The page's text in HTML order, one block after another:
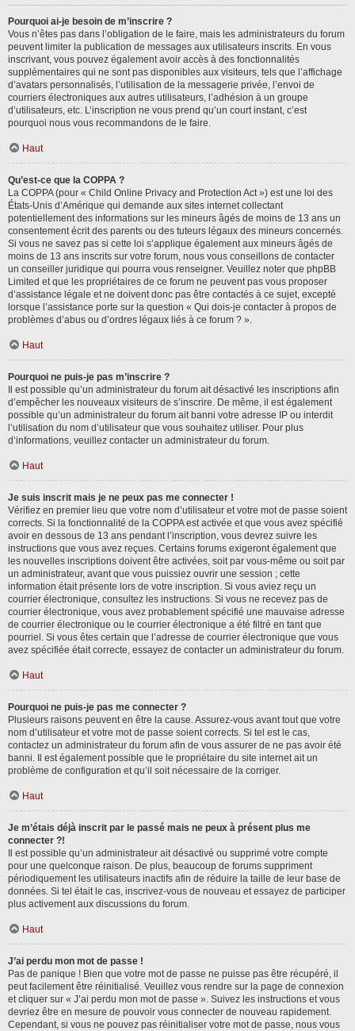
Pourquoi ai-je besoin de m’inscrire ?
Vous n’êtes pas dans l’obligation de le faire, mais les administrateurs du forum
peuvent limiter la publication de messages aux utilisateurs inscrits. En vous
inscrivant, vous pouvez également avoir accès à des fonctionnalités
supplémentaires qui ne sont pas disponibles aux visiteurs, tels que l’affichage
d’avatars personnalisés, l’utilisation de la messagerie privée, l’envoi de
courriers électroniques aux autres utilisateurs, l’adhésion à un groupe
d’utilisateurs, etc. L’inscription ne vous prend qu’un court instant, c’est
pourquoi nous vous recommandons de le faire.
Haut
Qu’est-ce que la COPPA ?
La COPPA (pour « Child Online Privacy and Protection Act ») est une loi des
États-Unis d’Amérique qui demande aux sites internet collectant
potentiellement des informations sur les mineurs âgés de moins de 13 ans un
consentement écrit des parents ou des tuteurs légaux des mineurs concernés.
Si vous ne savez pas si cette loi s’applique également aux mineurs âgés de
moins de 13 ans inscrits sur votre forum, nous vous conseillons de contacter
un conseiller juridique qui pourra vous renseigner. Veuillez noter que phpBB
Limited et que les propriétaires de ce forum ne peuvent pas vous proposer
d’assistance légale et ne doivent donc pas être contactés à ce sujet, excepté
lorsque l’assistance porte sur la question « Qui dois-je contacter à propos de
problèmes d’abus ou d’ordres légaux liés à ce forum ? ».
Haut
Pourquoi ne puis-je pas m’inscrire ?
Il est possible qu’un administrateur du forum ait désactivé les inscriptions afin
d’empêcher les nouveaux visiteurs de s’inscrire. De même, il est également
possible qu’un administrateur du forum ait banni votre adresse IP ou interdit
l’utilisation du nom d’utilisateur que vous souhaitez utiliser. Pour plus
d’informations, veuillez contacter un administrateur du forum.
Haut
Je suis inscrit mais je ne peux pas me connecter !
Vérifiez en premier lieu que votre nom d’utilisateur et votre mot de passe soient
corrects. Si la fonctionnalité de la COPPA est activée et que vous avez spécifié
avoir en dessous de 13 ans pendant l’inscription, vous devrez suivre les
instructions que vous avez reçues. Certains forums exigeront également que
les nouvelles inscriptions doivent être activées, soit par vous-même ou soit par
un administrateur, avant que vous puissiez ouvrir une session ; cette
information était présente lors de votre inscription. Si vous aviez reçu un
courrier électronique, consultez les instructions. Si vous ne recevez pas de
courrier électronique, vous avez probablement spécifié une mauvaise adresse
de courrier électronique ou le courrier électronique a été filtré en tant que
pourriel. Si vous êtes certain que l’adresse de courrier électronique que vous
avez spécifiée était correcte, essayez de contacter un administrateur du forum.
Haut
Pourquoi ne puis-je pas me connecter ?
Plusieurs raisons peuvent en être la cause. Assurez-vous avant tout que votre
nom d’utilisateur et votre mot de passe soient corrects. Si tel est le cas,
contactez un administrateur du forum afin de vous assurer de ne pas avoir été
banni. Il est également possible que le propriétaire du site internet ait un
problème de configuration et qu’il soit nécessaire de la corriger.
Haut
Je m’étais déjà inscrit par le passé mais ne peux à présent plus me
connecter ?!
Il est possible qu’un administrateur ait désactivé ou supprimé votre compte
pour une quelconque raison. De plus, beaucoup de forums suppriment
périodiquement les utilisateurs inactifs afin de réduire la taille de leur base de
données. Si tel était le cas, inscrivez-vous de nouveau et essayez de participer
plus activement aux discussions du forum.
Haut
J’ai perdu mon mot de passe !
Pas de panique ! Bien que votre mot de passe ne puisse pas être récupéré, il
peut facilement être réinitialisé. Veuillez vous rendre sur la page de connexion
et cliquer sur « J’ai perdu mon mot de passe ». Suivez les instructions et vous
devriez être en mesure de pouvoir vous connecter de nouveau rapidement.
Cependant, si vous ne pouvez pas réinitialiser votre mot de passe, nous vous